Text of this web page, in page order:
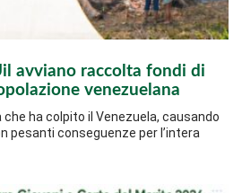
avviano raccolta fondi di
venezuelana
ha colpito il Venezuela, causando
pesanti conseguenze per l’intera